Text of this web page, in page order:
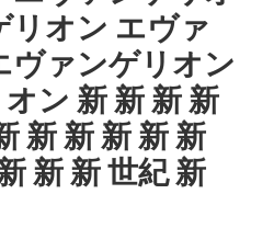
リオン エヴァ
ヴァンゲリオン
ン 新 新 新 新
新 新 新 新 新
新 新 世紀 新